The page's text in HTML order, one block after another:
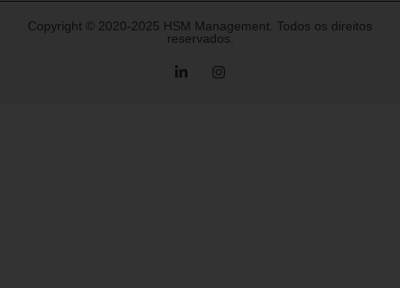
Copyright © 2020-2025 HSM Management. Todos os direitos
reservados.